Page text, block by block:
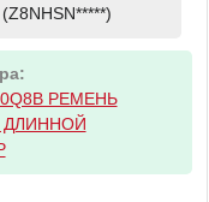
РЕМЕНЬ